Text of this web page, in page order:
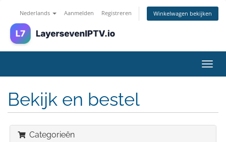
Nederlands Aanmelden Registreren Winkelwagen bekijken
in-/
Bekijk en bestel
Categorieën